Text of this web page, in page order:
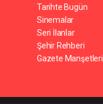
Tarihte Bugün
Sinemalar
Seri İlanlar
Şehir Rehberi
Gazete Manşetleri